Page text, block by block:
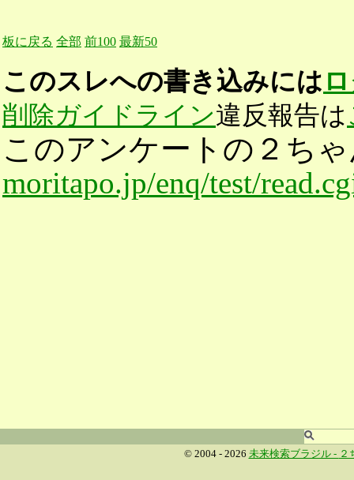
板に戻る 全部 前100 最新50
このスレへの書き込みには
削除ガイドライン違反報告は
このアンケートの２ち
moritapo.jp/enq/test/
© 2004 - 2026 未来検索ブラジル - ２